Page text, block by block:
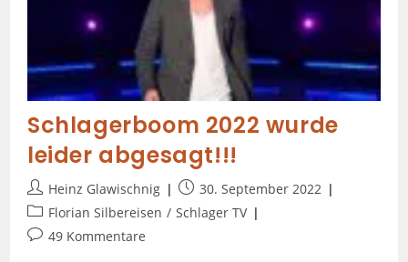
Schlagerboom 2022 wurde
leider abgesagt!!!
Heinz Glawischnig
30. September 2022
Florian Silbereisen / Schlager TV
49 Kommentare